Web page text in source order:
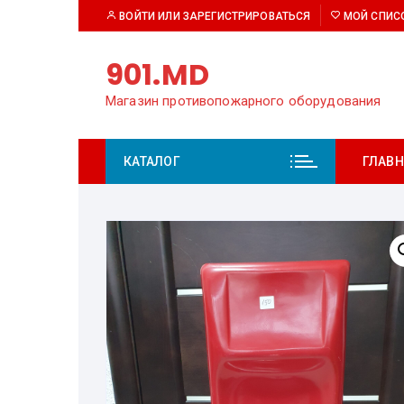
Перейти
к
ВОЙТИ ИЛИ ЗАРЕГИСТРИРОВАТЬСЯ МОЙ
901.MD
Магазин противопожарного оборудования
КАТАЛОГ